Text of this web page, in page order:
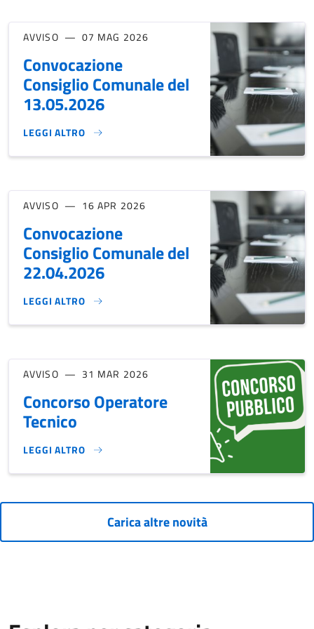
AVVISO 07 MAG 2026
Convocazione
Consiglio Comunale del
13.05.2026
LEGGI ALTRO
CONVOCAZIONE CONSIGLIO COMUNALE DEL 13.05.2026}
AVVISO 16 APR 2026
Convocazione
Consiglio Comunale del
22.04.2026
LEGGI ALTRO
CONVOCAZIONE CONSIGLIO COMUNALE DEL 22.04.2026}
AVVISO 31 MAR 2026
Concorso Operatore
Tecnico
LEGGI ALTRO
CONCORSO OPERATORE TECNICO}
Carica altre novità